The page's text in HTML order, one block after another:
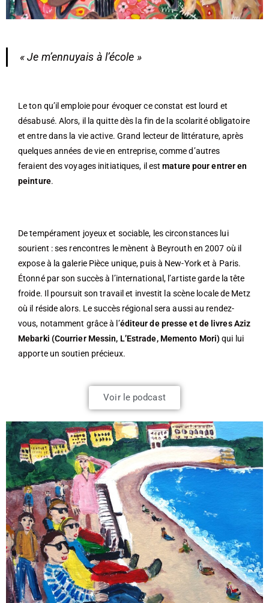
« Je m’ennuyais à l’école »
Le ton qu’il emploie pour évoquer ce constat est lourd et
désabusé. Alors, il la quitte dès la fin de la scolarité obligatoire
et entre dans la vie active. Grand lecteur de littérature, après
quelques années de vie en entreprise, comme d’autres
feraient des voyages initiatiques, il estmature pour entrer en
peinture.
De tempérament joyeux et sociable, les circonstances lui
sourient : ses rencontres le mènent à Beyrouth en 2007 où il
expose à la galerie Pièce unique, puis à New-York et à Paris.
Étonné par son succès à l’international, l’artiste garde la tête
froide. Il poursuit son travail et investit la scène locale de Metz
où il réside alors. Le succès régional sera aussi au rendez-
vous, notamment grâce à l’éditeur de presse et de livres Aziz
Mebarki (Courrier Messin, L’Estrade, Memento Mori) qui lui
apporte un soutien précieux.
Voir le podcast